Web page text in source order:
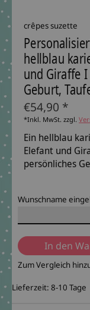
crêpes suzette
hellblau
und Giraffe
Geburt,
€54,90 *
*Inkl. MwSt. zzgl.
Ein hellblau
Elefant und
persönliches
Wunschname
In den
Zum Vergleich
Lieferzeit: 8-10 Tage